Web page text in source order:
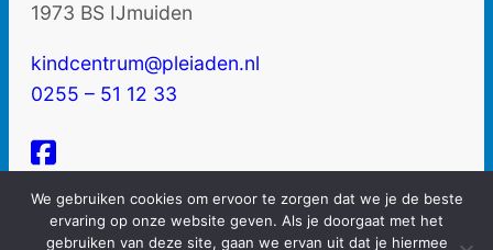
1973 BS IJmuiden
kindcentrum@pleiaden.nl
0255 – 51 12 33
We gebruiken cookies om ervoor te zorgen dat we je de beste
ervaring op onze website geven. Als je doorgaat met het
gebruiken van deze site, gaan we ervan uit dat je hiermee